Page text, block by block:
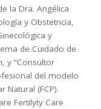
la Dra. Angélica
y Obstetricia,
y
de Cuidado de
y “Consultor
del modelo
Natural (FCP).
Fertilyty Care